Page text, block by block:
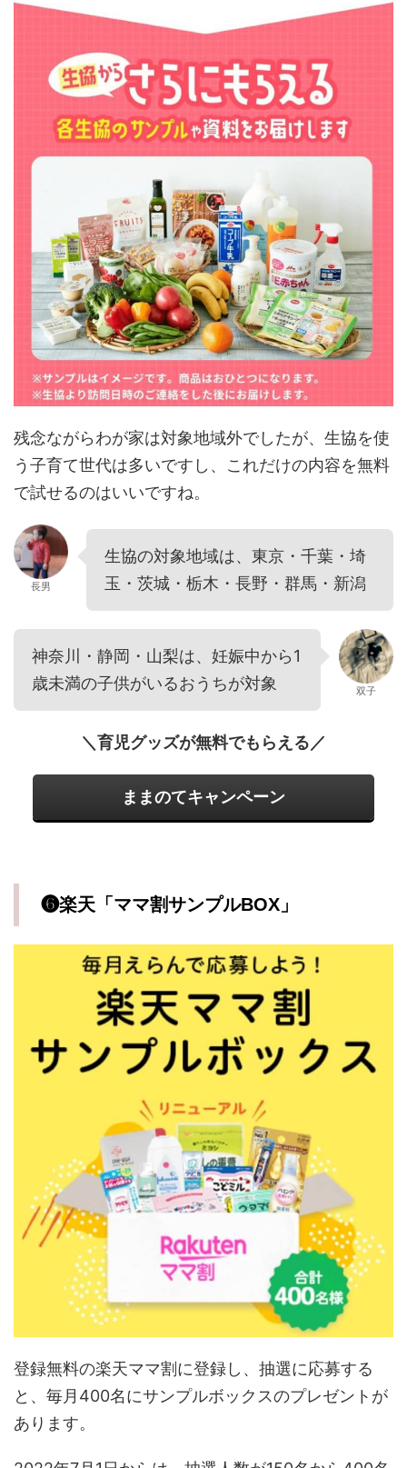
残念ながらわが家は対象地域外でしたが、生協を使
う子育て世代は多いですし、これだけの内容を無料
で試せるのはいいですね。
長男
生協の対象地域は、東京・千葉・埼
玉・茨城・栃木・長野・群馬・新潟
神奈川・静岡・山梨は、妊娠中から1
歳未満の子供がいるおうちが対象
双子
＼育児グッズが無料でもらえる／
ままのてキャンペーン
❻楽天「ママ割サンプルBOX」
登録無料の楽天ママ割に登録し、抽選に応募する
と、毎月400名にサンプルボックスのプレゼントが
あります。